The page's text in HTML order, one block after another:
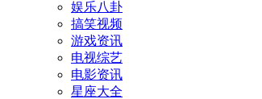
娱乐八卦
搞笑视频
游戏资讯
电视综艺
电影资讯
星座大全